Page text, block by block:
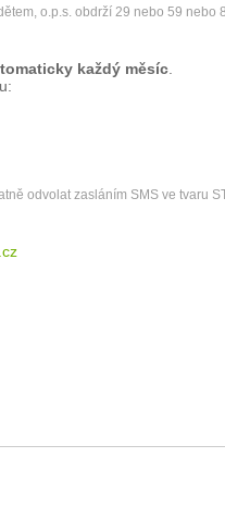
o.p.s. obdrží 29 nebo 59 nebo
každý měsíc
odvolat zasláním SMS ve tvaru